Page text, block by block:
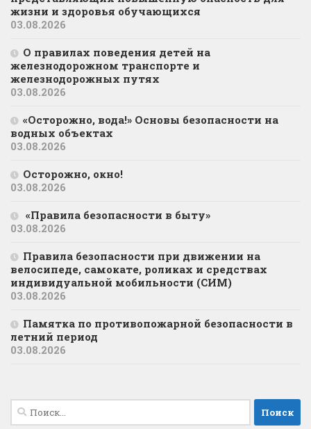
жизни и здоровья обучающихся
03.08.2026
О правилах поведения детей на
железнодорожном транспорте и
железнодорожных путях
03.08.2026
«Осторожно, вода!» Основы безопасности на
водных объектах
03.08.2026
Осторожно, окно!
03.08.2026
«Правила безопасности в быту»
03.08.2026
Правила безопасности при движении на
велосипеде, самокате, роликах и средствах
индивидуальной мобильности (СИМ)
03.08.2026
Памятка по противопожарной безопасности в
летний период
03.08.2026
Найти: